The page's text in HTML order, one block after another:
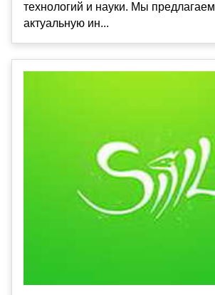
технологий и науки. Мы предлагаем тут самую
актуальную ин...